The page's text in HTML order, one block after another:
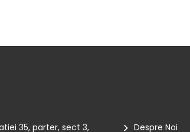
35, parter, sect 3,
Despre Noi